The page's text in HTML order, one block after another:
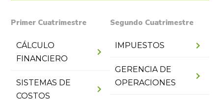
Primer Cuatrimestre
CÁLCULO
FINANCIERO
chevron_right
SISTEMAS DE
COSTOS
chevron_right
Segundo Cuatrimestre
IMPUESTOS chevron_right
GERENCIA DE
OPERACIONES
chevron_right